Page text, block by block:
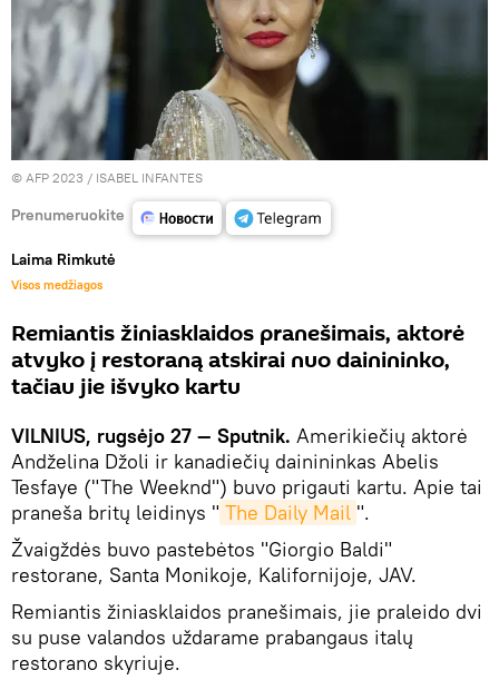
© AFP 2023 / ISABEL INFANTES
Prenumeruokite
Laima Rimkutė
Visos medžiagos
Remiantis žiniasklaidos pranešimais, aktorė
atvyko į restoraną atskirai nuo dainininko,
tačiau jie išvyko kartu
VILNIUS, rugsėjo 27 — Sputnik. Amerikiečių aktorė
Andželina Džoli ir kanadiečių dainininkas Abelis
Tesfaye ("The Weeknd") buvo prigauti kartu. Apie tai
praneša britų leidinys " The Daily Mail ".
Žvaigždės buvo pastebėtos "Giorgio Baldi"
restorane, Santa Monikoje, Kalifornijoje, JAV.
Remiantis žiniasklaidos pranešimais, jie praleido dvi
su puse valandos uždarame prabangaus italų
restorano skyriuje.